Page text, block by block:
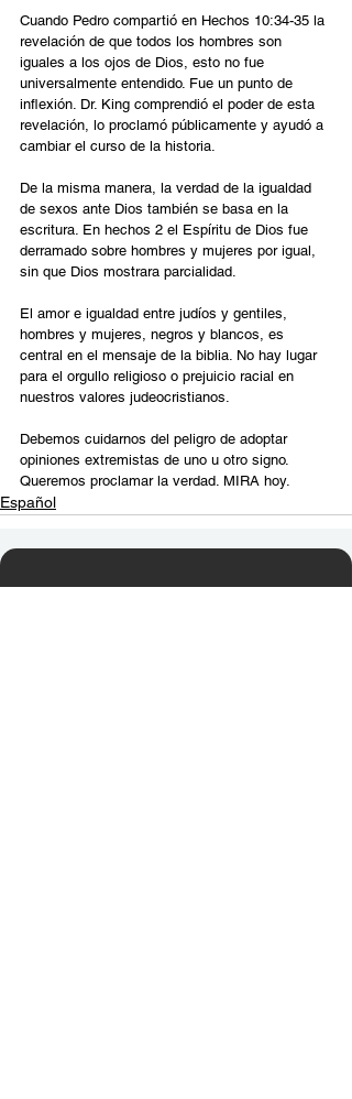
Cuando Pedro compartió en Hechos 10:34-35 la
revelación de que todos los hombres son
iguales a los ojos de Dios, esto no fue
universalmente entendido. Fue un punto de
inflexión. Dr. King comprendió el poder de esta
revelación, lo proclamó públicamente y ayudó a
cambiar el curso de la historia.
De la misma manera, la verdad de la igualdad
de sexos ante Dios también se basa en la
escritura. En hechos 2 el Espíritu de Dios fue
derramado sobre hombres y mujeres por igual,
sin que Dios mostrara parcialidad.
El amor e igualdad entre judíos y gentiles,
hombres y mujeres, negros y blancos, es
central en el mensaje de la biblia. No hay lugar
para el orgullo religioso o prejuicio racial en
nuestros valores judeocristianos.
Debemos cuidarnos del peligro de adoptar
opiniones extremistas de uno u otro signo.
Queremos proclamar la verdad. MIRA hoy.
Español